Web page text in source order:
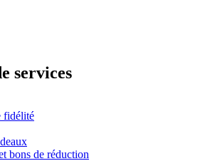
services
fidélité
bons de réduction